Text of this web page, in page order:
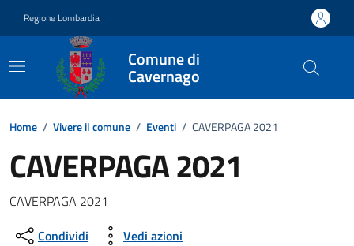
Regione Lombardia
Comune di
Cavernago
Home / Vivere il comune / Eventi / CAVERPAGA 2021
CAVERPAGA 2021
Dettagli della notizia
CAVERPAGA 2021
Condividi
Vedi azioni